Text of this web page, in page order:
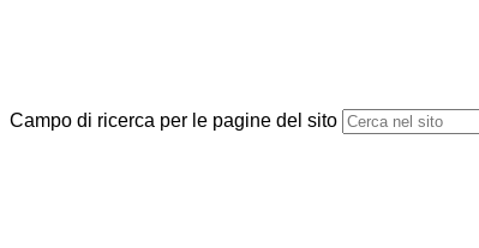
Campo di ricerca per le pagine del sito